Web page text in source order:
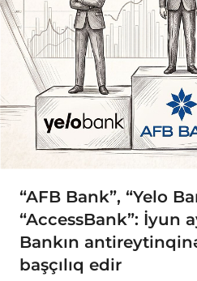
“AFB Bank”, “Yelo
“AccessBank”: İyun
Bankın
başçılıq edir